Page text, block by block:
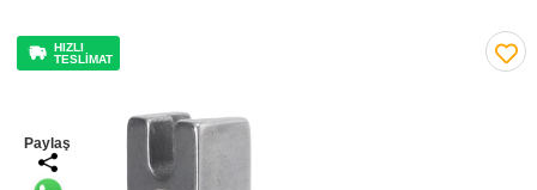
HIZLI
TESLİMAT
Paylaş